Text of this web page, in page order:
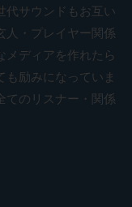
代サウンドもお互い
人・プレイヤー関係
メディアを作れたら
励みになっていま
てのリスナー・関係